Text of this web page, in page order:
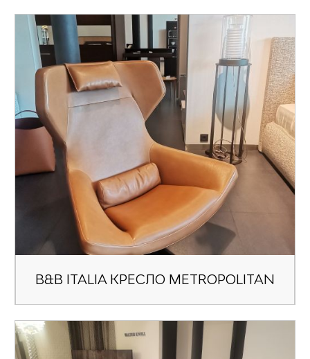
B&B ITALIA КРЕСЛО METROPOLITAN